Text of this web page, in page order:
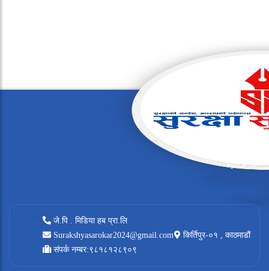
जे.पि . मिडिया हब प्रा.लि
Surakshyasarokar2024@gmail.com
किर्तिपुर-०१ , काठमाडौं
संपर्क नम्बर:९८१८१२८९०९